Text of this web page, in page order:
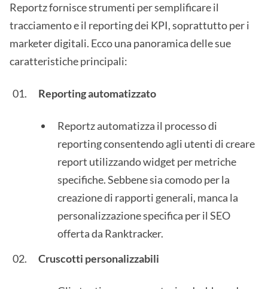
Reportz fornisce strumenti per semplificare il
tracciamento e il reporting dei KPI, soprattutto per i
marketer digitali. Ecco una panoramica delle sue
caratteristiche principali:
Reporting automatizzato
Reportz automatizza il processo di
reporting consentendo agli utenti di creare
report utilizzando widget per metriche
specifiche. Sebbene sia comodo per la
creazione di rapporti generali, manca la
personalizzazione specifica per il SEO
offerta da Ranktracker.
Cruscotti personalizzabili